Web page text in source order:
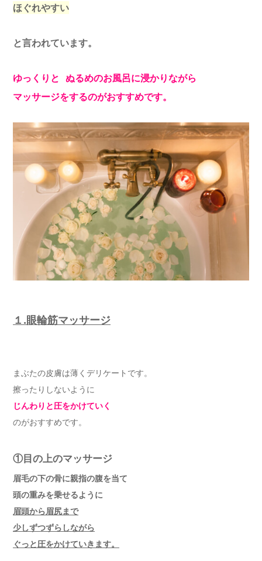
ほぐれやすい
と言われています。
ゆっくりと ぬるめのお風呂に浸かりながら
マッサージをするのがおすすめです。
１.眼輪筋マッサージ
まぶたの皮膚は薄くデリケートです。
擦ったりしないように
じんわりと圧をかけていく
のがおすすめです。
①目の上のマッサージ
眉毛の下の骨に親指の腹を当て
頭の重みを乗せるように
眉頭から眉尻まで
少しずつずらしながら
ぐっと圧をかけていきます。